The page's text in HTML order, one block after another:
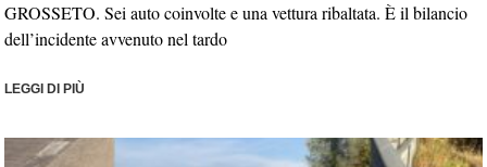
GROSSETO. Sei auto coinvolte e una vettura ribaltata. È il bilancio
dell’incidente avvenuto nel tardo
LEGGI DI PIÙ